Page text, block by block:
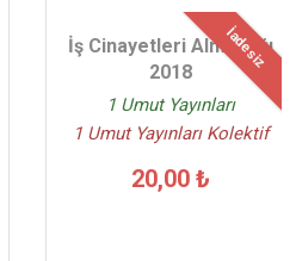
İadesiz
İş Cinayetleri Almanağı
2018
1 Umut Yayınları
1 Umut Yayınları Kolektif
20,00 ₺